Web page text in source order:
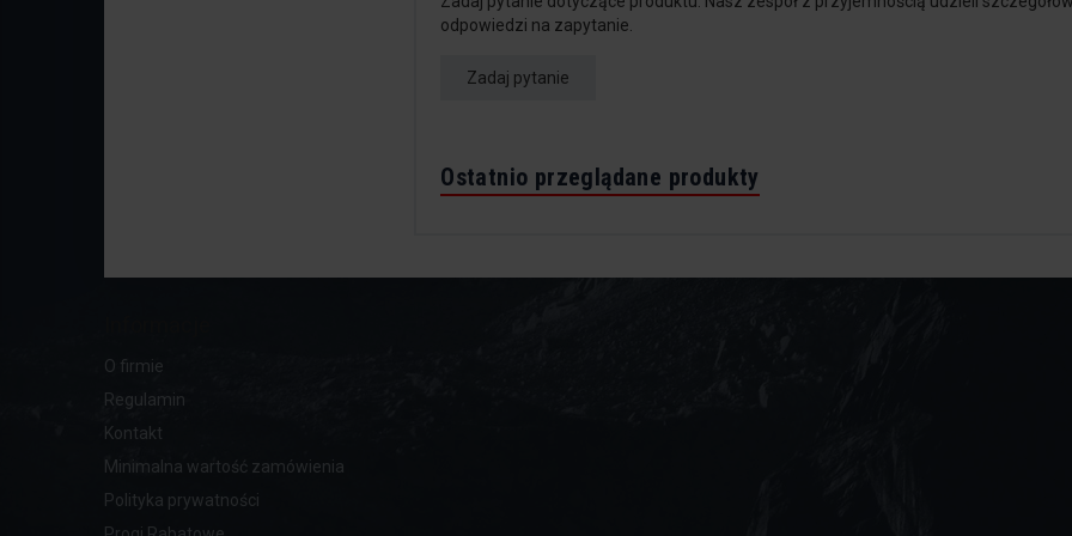
odpowiedzi na zapytanie.
Zadaj pytanie
Ostatnio przeglądane produkty
O firmie
Regulamin
Kontakt
Minimalna wartość zamówienia
Polityka prywatności